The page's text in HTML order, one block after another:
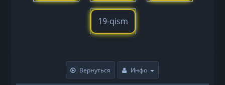
19-qism
Вернуться Инфо